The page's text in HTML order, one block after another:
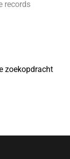
records
zoekopdracht